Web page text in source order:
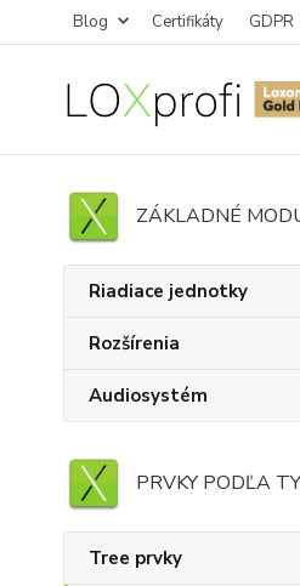
Blog Certifikáty GDPR
ZÁKLADNÉ
Riadiace jednotky
Rozšírenia
Audiosystém
PRVKY PODĽA
Tree prvky